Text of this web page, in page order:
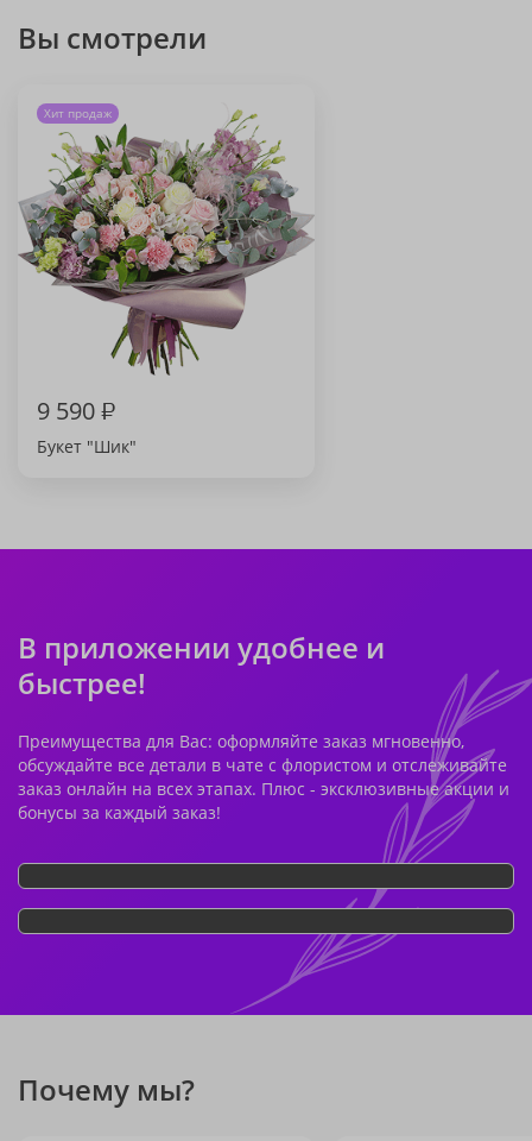
Вы смотрели
Хит продаж
9 590₽
Букет "Шик"
В приложении удобнее и
быстрее!
Преимущества для Вас: оформляйте заказ мгновенно,
обсуждайте все детали в чате с флористом и отслеживайте
заказ онлайн на всех этапах. Плюс - эксклюзивные акции и
бонусы за каждый заказ!
Почему мы?